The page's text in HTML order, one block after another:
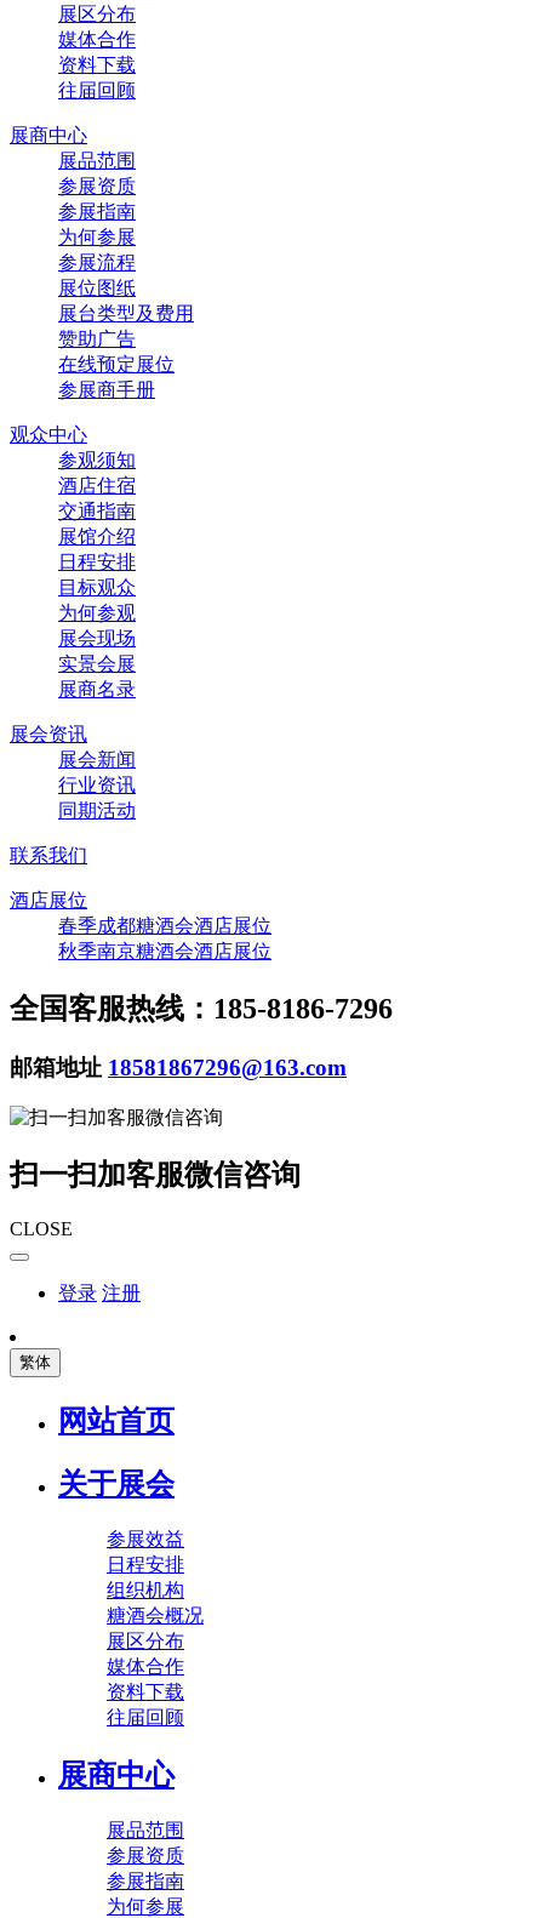
展区分布
媒体合作
资料下载
往届回顾
展商中心
展品范围
参展资质
参展指南
为何参展
参展流程
展位图纸
展台类型及费用
赞助广告
在线预定展位
参展商手册
观众中心
参观须知
酒店住宿
交通指南
展馆介绍
日程安排
目标观众
为何参观
展会现场
实景会展
展商名录
展会资讯
展会新闻
行业资讯
同期活动
联系我们
酒店展位
春季成都糖酒会酒店展位
秋季南京糖酒会酒店展位
全国客服热线：185-8186-7296
邮箱地址 18581867296@163.com
扫一扫加客服微信咨询
CLOSE
登录 注册
繁体
网站首页
关于展会
参展效益
日程安排
组织机构
糖酒会概况
展区分布
媒体合作
资料下载
往届回顾
展商中心
展品范围
参展资质
参展指南
为何参展